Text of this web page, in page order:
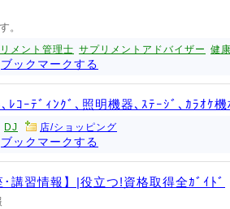
。
メント管理士 サプリメントアドバイザー 健
ブックマークする
ﾚｺｰﾃﾞｨﾝｸﾞ､照明機器､ｽﾃｰｼﾞ､ｶﾗｵｹ機
DJ 店/ショッピング
ブックマークする
講習情報】|役立つ!資格取得全ｶﾞｲﾄﾞ